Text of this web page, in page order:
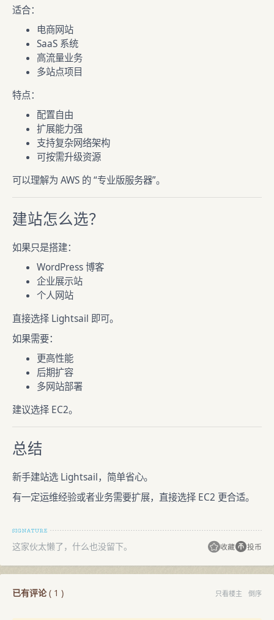
适合：
电商网站
SaaS 系统
高流量业务
多站点项目
特点：
配置自由
扩展能力强
支持复杂网络架构
可按需升级资源
可以理解为 AWS 的 “专业版服务器”。
建站怎么选？
如果只是搭建：
WordPress 博客
企业展示站
个人网站
直接选择 Lightsail 即可。
如果需要：
更高性能
后期扩容
多网站部署
建议选择 EC2。
总结
新手建站选 Lightsail，简单省心。
有一定运维经验或者业务需要扩展，直接选择 EC2 更合适。
这家伙太懒了，什么也没留下。 收藏 投币
已有评论( 1 ) 只看楼主 倒序